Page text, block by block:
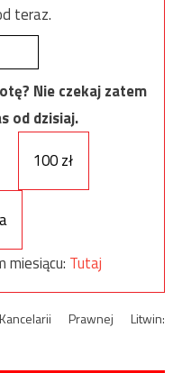
teraz.
Nie czekaj zatem
od dzisiaj.
100 zł
miesiącu: Tutaj
Prawnej Litwin: